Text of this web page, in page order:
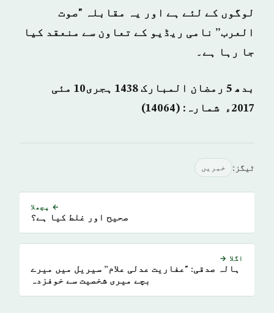
لوگوں کے لئے ہے اور یہ مقابلہ "صوت
العرب” نامی ریڈیو کے تعاون سے منعقد کیا
جا رہا ہے۔
بدھ 5 رمضان المبارک 1438 ہجری­10
مئی
2017ء شمارہ: (14064)
ٹیگز: خبريں
← پچھلا
صحیح اور غلط کیا ہے؟
اگلا →
ہالہ صدقی: "عفاریت عدلی علام” سیریل میں میرے
بچے میری شخصیت سے خوفزدہ